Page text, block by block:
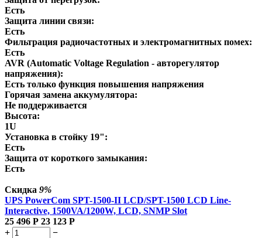
Есть
Защита линии связи:
Есть
Фильтрация радиочастотных и электромагнитных помех:
Есть
AVR (Automatic Voltage Regulation - авторегулятор
напряжения):
Есть только функция повышения напряжения
Горячая замена аккумулятора:
Не поддерживается
Высота:
1U
Установка в стойку 19":
Есть
Защита от короткого замыкания:
Есть
Скидка 9%
UPS PowerCom SPT-1500-II LCD/SPT-1500 LCD Line-
Interactive, 1500VA/1200W, LCD, SNMP Slot
25 496 Р 23 123 Р
+
−